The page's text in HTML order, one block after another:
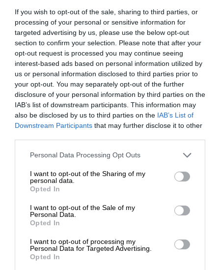
If you wish to opt-out of the sale, sharing to third parties, or
processing of your personal or sensitive information for
targeted advertising by us, please use the below opt-out
section to confirm your selection. Please note that after your
opt-out request is processed you may continue seeing
interest-based ads based on personal information utilized by
us or personal information disclosed to third parties prior to
your opt-out. You may separately opt-out of the further
disclosure of your personal information by third parties on the
IAB’s list of downstream participants. This information may
also be disclosed by us to third parties on the IAB’s List of
Downstream Participants that may further disclose it to other
Personal Data Processing Opt Outs
I want to opt-out of the Sharing of my
personal data.
Opted In
I want to opt-out of the Sale of my
Personal Data.
Opted In
I want to opt-out of processing my
Personal Data for Targeted Advertising.
Opted In
W razie wątpliwości zachęcamy zasięgnięcia porady
naszych Doradców, którzy służą swoją fachową
wiedzą zarówno poprzezkontakt telefoniczny jak
i mailowy.
OPIS PRODUKTU
SPECYFIKACJA